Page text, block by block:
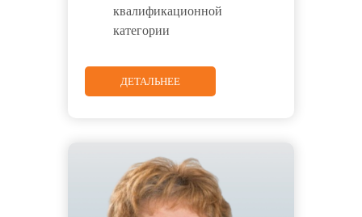
квалификационной
категории
ДЕТАЛЬНЕЕ